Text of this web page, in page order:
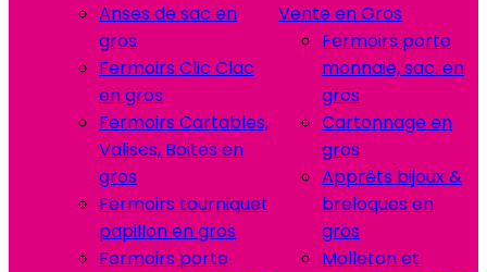
Anses de sac en
gros
Fermoirs Clic Clac
en gros
Fermoirs Cartables,
Valises, Boites en
gros
Fermoirs tourniquet
papillon en gros
Fermoirs porte
Vente en Gros
Fermoirs porte
monnaie, sac. en
gros
Cartonnage en
gros
Apprêts bijoux &
breloques en
gros
Molleton et